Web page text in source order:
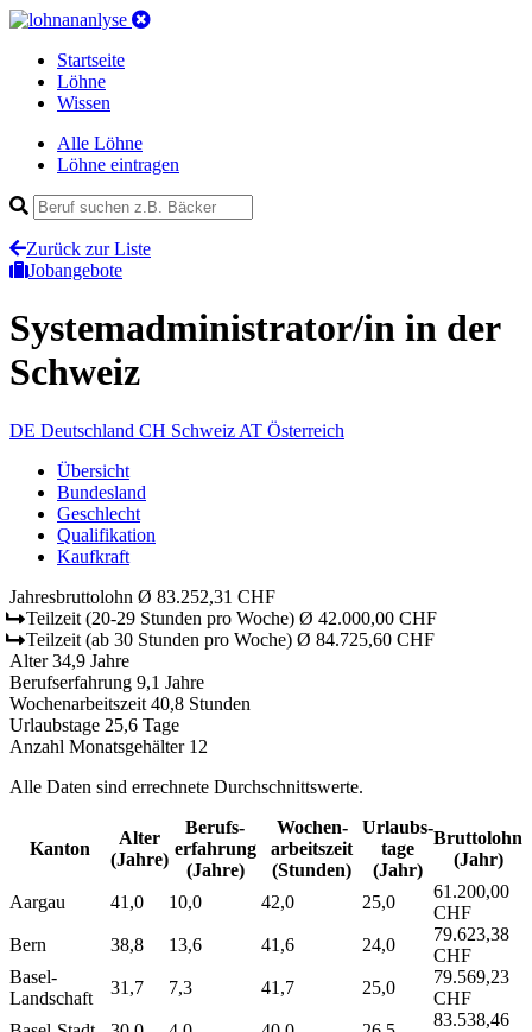
Startseite
Löhne
Wissen
Alle Löhne
Löhne eintragen
Zurück zur Liste
Jobangebote
Systemadministrator/in in der
Schweiz
DE Deutschland CH Schweiz AT Österreich
Übersicht
Bundesland
Geschlecht
Qualifikation
Kaufkraft
Jahresbruttolohn Ø 83.252,31 CHF
Teilzeit (20-29 Stunden pro Woche) Ø 42.000,00 CHF
Teilzeit (ab 30 Stunden pro Woche) Ø 84.725,60 CHF
Alter 34,9 Jahre
Berufserfahrung 9,1 Jahre
Wochenarbeitszeit 40,8 Stunden
Urlaubstage 25,6 Tage
Anzahl Monatsgehälter 12
Alle Daten sind errechnete Durchschnittswerte.
Kanton
Alter
(Jahre)
Berufs­
erfahrung
(Jahre)
Wochen­
arbeitszeit
(Stunden)
Urlaubs­
tage
(Jahr)
Bruttolohn
(Jahr)
Aargau 41,0 10,0 42,0 25,0
61.200,00
CHF
Bern
38,8 13,6 41,6 24,0
79.623,38
CHF
Basel-
Landschaft
31,7 7,3 41,7 25,0
79.569,23
CHF
83.538,46